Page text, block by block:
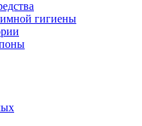
гигиены